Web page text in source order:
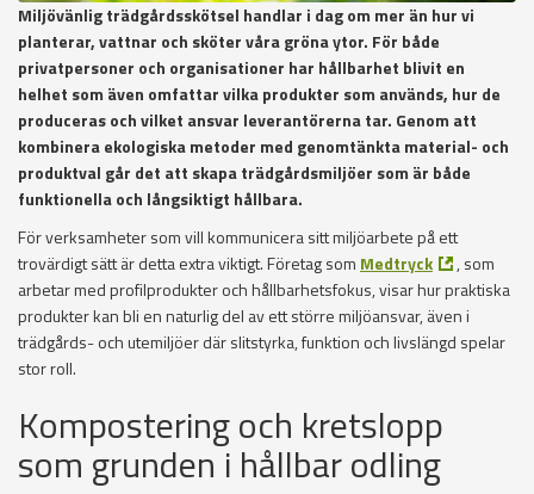
Miljövänlig trädgårdsskötsel handlar i dag om mer än hur vi
planterar, vattnar och sköter våra gröna ytor. För både
privatpersoner och organisationer har hållbarhet blivit en
helhet som även omfattar vilka produkter som används, hur de
produceras och vilket ansvar leverantörerna tar. Genom att
kombinera ekologiska metoder med genomtänkta material- och
produktval går det att skapa trädgårdsmiljöer som är både
funktionella och långsiktigt hållbara.
För verksamheter som vill kommunicera sitt miljöarbete på ett
trovärdigt sätt är detta extra viktigt. Företag som Medtryck
, som
arbetar med profilprodukter och hållbarhetsfokus, visar hur praktiska
produkter kan bli en naturlig del av ett större miljöansvar, även i
trädgårds- och utemiljöer där slitstyrka, funktion och livslängd spelar
stor roll.
Kompostering och kretslopp
som grunden i hållbar odling